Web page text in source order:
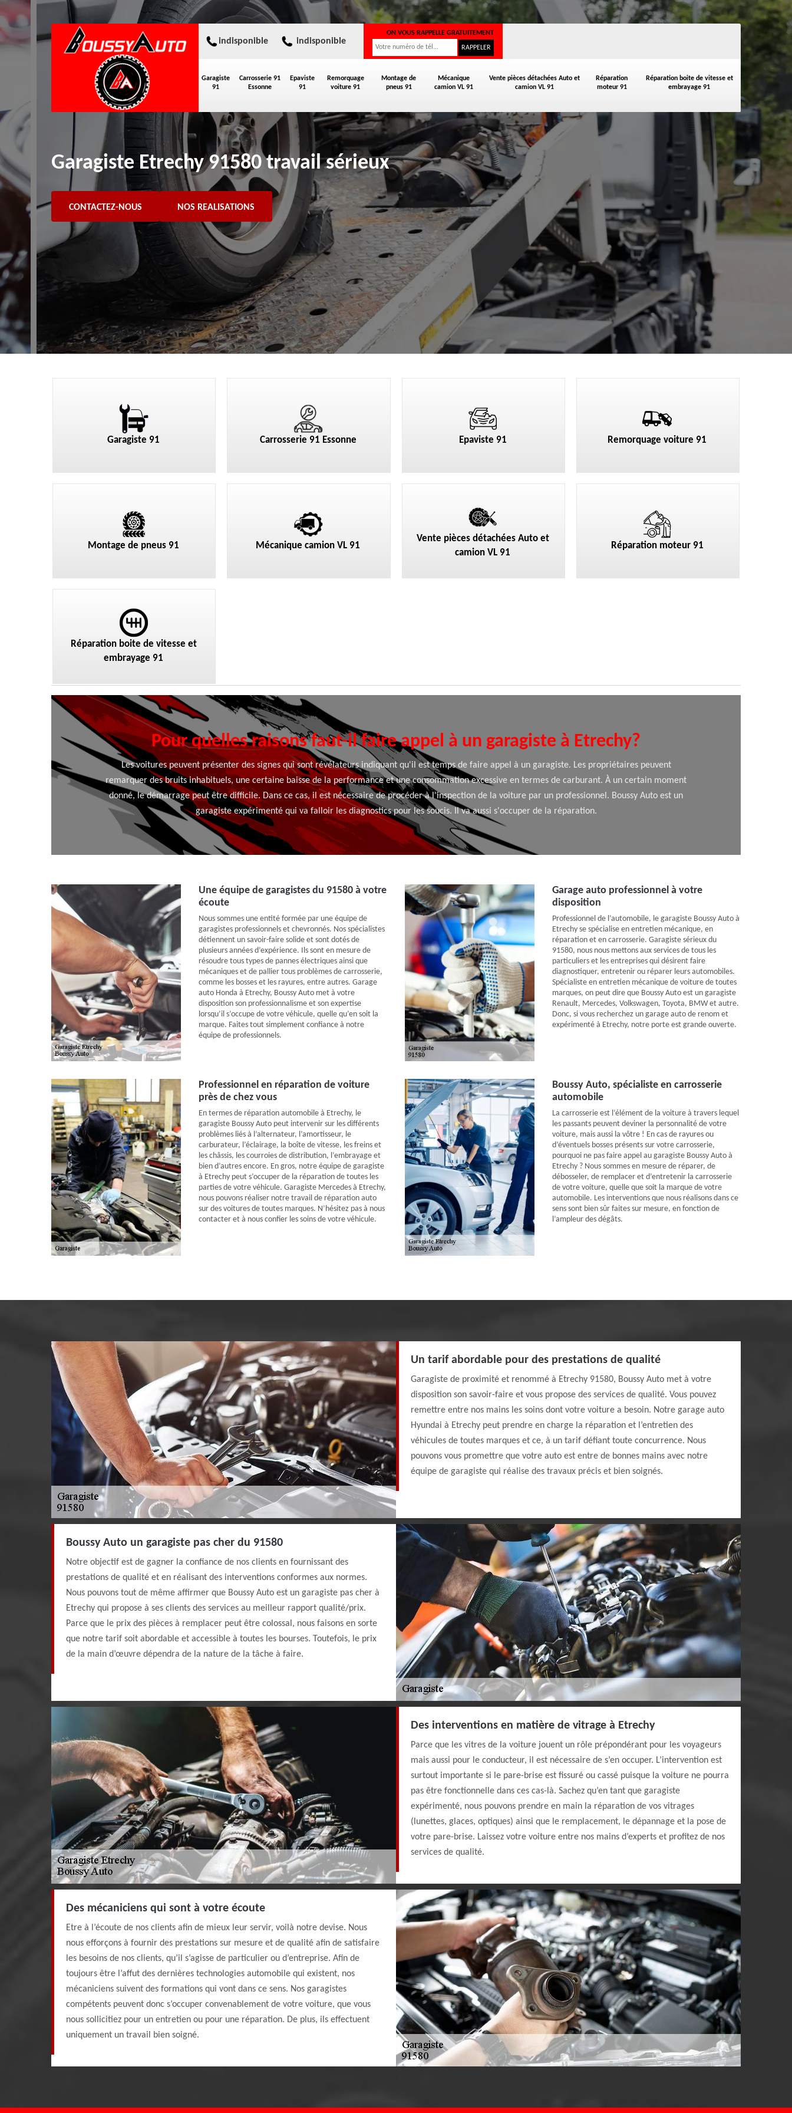
Garagiste
91
Carrosserie 91
Essonne
Epaviste
91
Remorquage
voiture 91
Montage de
pneus 91
Mécanique
camion VL 91
Vente pièces détachées Auto et
camion VL 91
Réparation
moteur 91
Réparation boite de vitesse et
embrayage 91
indisponible indisponible
ON VOUS RAPPELLE GRATUITEMENT
Garagiste Etrechy 91580 travail sérieux
CONTACTEZ-NOUS NOS REALISATIONS
Garagiste 91 Carrosserie 91 Essonne Epaviste 91 Remorquage voiture 91
Montage de pneus 91 Mécanique camion VL 91
Vente pièces détachées Auto et
camion VL 91
Réparation moteur 91
Réparation boite de vitesse et
embrayage 91
Pour quelles raisons faut-il faire appel à un garagiste à Etrechy?
Les voitures peuvent présenter des signes qui sont révélateurs indiquant qu'il est temps de faire appel à un garagiste. Les propriétaires peuvent
remarquer des bruits inhabituels, une certaine baisse de la performance et une consommation excessive en termes de carburant. À un certain moment
donné, le démarrage peut être difficile. Dans ce cas, il est nécessaire de procéder à l'inspection de la voiture par un professionnel. Boussy Auto est un
garagiste expérimenté qui va falloir les diagnostics pour les soucis. Il va aussi s'occuper de la réparation.
Une équipe de garagistes du 91580 à votre
écoute
Nous sommes une entité formée par une équipe de
garagistes professionnels et chevronnés. Nos spécialistes
détiennent un savoir-faire solide et sont dotés de
plusieurs années d’expérience. Ils sont en mesure de
résoudre tous types de pannes électriques ainsi que
mécaniques et de pallier tous problèmes de carrosserie,
comme les bosses et les rayures, entre autres. Garage
auto Honda à Etrechy, Boussy Auto met à votre
disposition son professionnalisme et son expertise
lorsqu’il s’occupe de votre véhicule, quelle qu’en soit la
marque. Faites tout simplement confiance à notre
équipe de professionnels.
Garage auto professionnel à votre
disposition
Professionnel de l’automobile, le garagiste Boussy Auto à
Etrechy se spécialise en entretien mécanique, en
réparation et en carrosserie. Garagiste sérieux du
91580, nous nous mettons aux services de tous les
particuliers et les entreprises qui désirent faire
diagnostiquer, entretenir ou réparer leurs automobiles.
Spécialiste en entretien mécanique de voiture de toutes
marques, on peut dire que Boussy Auto est un garagiste
Renault, Mercedes, Volkswagen, Toyota, BMW et autre.
Donc, si vous recherchez un garage auto de renom et
expérimenté à Etrechy, notre porte est grande ouverte.
Professionnel en réparation de voiture
près de chez vous
En termes de réparation automobile à Etrechy, le
garagiste Boussy Auto peut intervenir sur les différents
problèmes liés à l’alternateur, l’amortisseur, le
carburateur, l’éclairage, la boîte de vitesse, les freins et
les châssis, les courroies de distribution, l’embrayage et
bien d’autres encore. En gros, notre équipe de garagiste
à Etrechy peut s’occuper de la réparation de toutes les
parties de votre véhicule. Garagiste Mercedes à Etrechy,
nous pouvons réaliser notre travail de réparation auto
sur des voitures de toutes marques. N’hésitez pas à nous
contacter et à nous confier les soins de votre véhicule.
Boussy Auto, spécialiste en carrosserie
automobile
La carrosserie est l’élément de la voiture à travers lequel
les passants peuvent deviner la personnalité de votre
voiture, mais aussi la vôtre ! En cas de rayures ou
d’éventuels bosses présents sur votre carrosserie,
pourquoi ne pas faire appel au garagiste Boussy Auto à
Etrechy ? Nous sommes en mesure de réparer, de
débosseler, de remplacer et d’entretenir la carrosserie
de votre voiture, quelle que soit la marque de votre
automobile. Les interventions que nous réalisons dans ce
sens sont bien sûr faites sur mesure, en fonction de
l’ampleur des dégâts.
Un tarif abordable pour des prestations de qualité
Garagiste de proximité et renommé à Etrechy 91580, Boussy Auto met à votre
disposition son savoir-faire et vous propose des services de qualité. Vous pouvez
remettre entre nos mains les soins dont votre voiture a besoin. Notre garage auto
Hyundai à Etrechy peut prendre en charge la réparation et l’entretien des
véhicules de toutes marques et ce, à un tarif défiant toute concurrence. Nous
pouvons vous promettre que votre auto est entre de bonnes mains avec notre
équipe de garagiste qui réalise des travaux précis et bien soignés.
Boussy Auto un garagiste pas cher du 91580
Notre objectif est de gagner la confiance de nos clients en fournissant des
prestations de qualité et en réalisant des interventions conformes aux normes.
Nous pouvons tout de même affirmer que Boussy Auto est un garagiste pas cher à
Etrechy qui propose à ses clients des services au meilleur rapport qualité/prix.
Parce que le prix des pièces à remplacer peut être colossal, nous faisons en sorte
que notre tarif soit abordable et accessible à toutes les bourses. Toutefois, le prix
de la main d’œuvre dépendra de la nature de la tâche à faire.
Des interventions en matière de vitrage à Etrechy
Parce que les vitres de la voiture jouent un rôle prépondérant pour les voyageurs
mais aussi pour le conducteur, il est nécessaire de s’en occuper. L’intervention est
surtout importante si le pare-brise est fissuré ou cassé puisque la voiture ne pourra
pas être fonctionnelle dans ces cas-là. Sachez qu’en tant que garagiste
expérimenté, nous pouvons prendre en main la réparation de vos vitrages
(lunettes, glaces, optiques) ainsi que le remplacement, le dépannage et la pose de
votre pare-brise. Laissez votre voiture entre nos mains d’experts et profitez de nos
services de qualité.
Des mécaniciens qui sont à votre écoute
Etre à l’écoute de nos clients afin de mieux leur servir, voilà notre devise. Nous
nous efforçons à fournir des prestations sur mesure et de qualité afin de satisfaire
les besoins de nos clients, qu’il s’agisse de particulier ou d’entreprise. Afin de
toujours être l’affut des dernières technologies automobile qui existent, nos
mécaniciens suivent des formations qui vont dans ce sens. Nos garagistes
compétents peuvent donc s’occuper convenablement de votre voiture, que vous
nous sollicitiez pour un entretien ou pour une réparation. De plus, ils effectuent
uniquement un travail bien soigné.